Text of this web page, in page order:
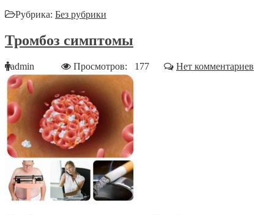
Рубрика: Без рубрики
Тромбоз симптомы
admin Просмотров: 177 Нет комментариев